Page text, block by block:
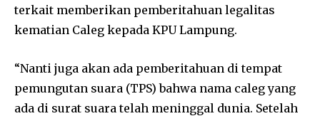
terkait memberikan pemberitahuan legalitas
kematian Caleg kepada KPU Lampung.
“Nanti juga akan ada pemberitahuan di tempat
pemungutan suara (TPS) bahwa nama caleg yang
ada di surat suara telah meninggal dunia. Setelah